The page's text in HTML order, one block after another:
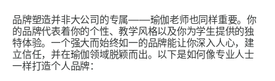
品牌塑造并非大公司的专属——瑜伽老师也同样重要。你
的品牌代表着你的个性、教学风格以及你为学生提供的独
特体验。一个强大而始终如一的品牌能让你深入人心，建
立信任，并在瑜伽领域脱颖而出。以下是如何像专业人士
一样打造个人品牌：